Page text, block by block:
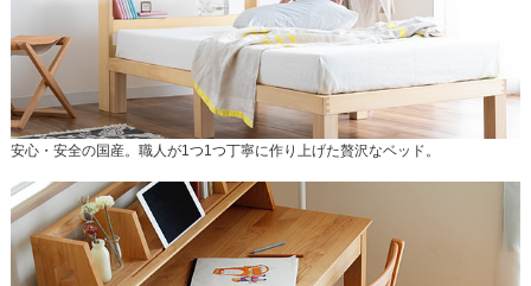
安心・安全の国産。職人が1つ1つ丁寧に作り上げた贅沢なベッド。